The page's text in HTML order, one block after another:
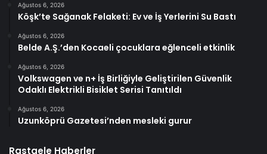
Ağustos 6, 2026
Köşk’te Sağanak Felaketi: Ev ve İş Yerlerini Su Bastı
Ağustos 6, 2026
Belde A.Ş.’den Kocaeli çocuklara eğlenceli etkinlik
Ağustos 6, 2026
Volkswagen ve n+ İş Birliğiyle Geliştirilen Güvenlik
Odaklı Elektrikli Bisiklet Serisi Tanıtıldı
Ağustos 6, 2026
Uzunköprü Gazetesi’nden mesleki gurur
Rastgele Haberler